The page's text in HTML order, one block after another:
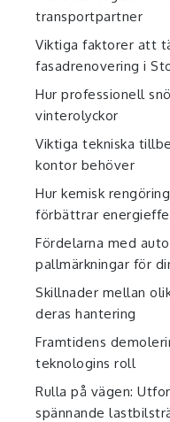
transportpartner
Viktiga faktorer att
fasadrenovering i
Hur professionell
vinterolyckor
Viktiga tekniska
kontor behöver
Hur kemisk
förbättrar
Fördelarna med
pallmärkningar för
Skillnader mellan
deras hantering
Framtidens
teknologins roll
Rulla på vägen:
spännande